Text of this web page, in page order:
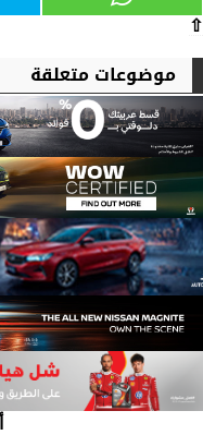
⇧
موضوعات متعلقة